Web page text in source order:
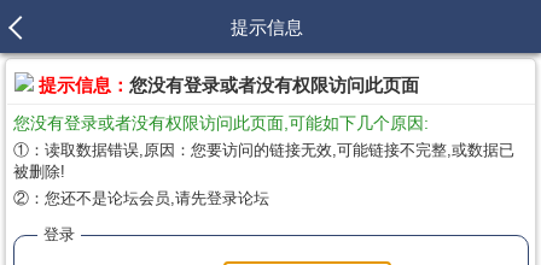
提示信息
提示信息： 您没有登录或者没有权限访问此页面
您没有登录或者没有权限访问此页面,可能如下几个原因:
①：读取数据错误,原因：您要访问的链接无效,可能链接不完整,或数据已
被删除!
②：您还不是论坛会员,请先登录论坛
登录